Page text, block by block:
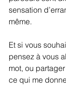
sensation
même.
Et si vous
pensez à vous
mot, ou
ce qui me